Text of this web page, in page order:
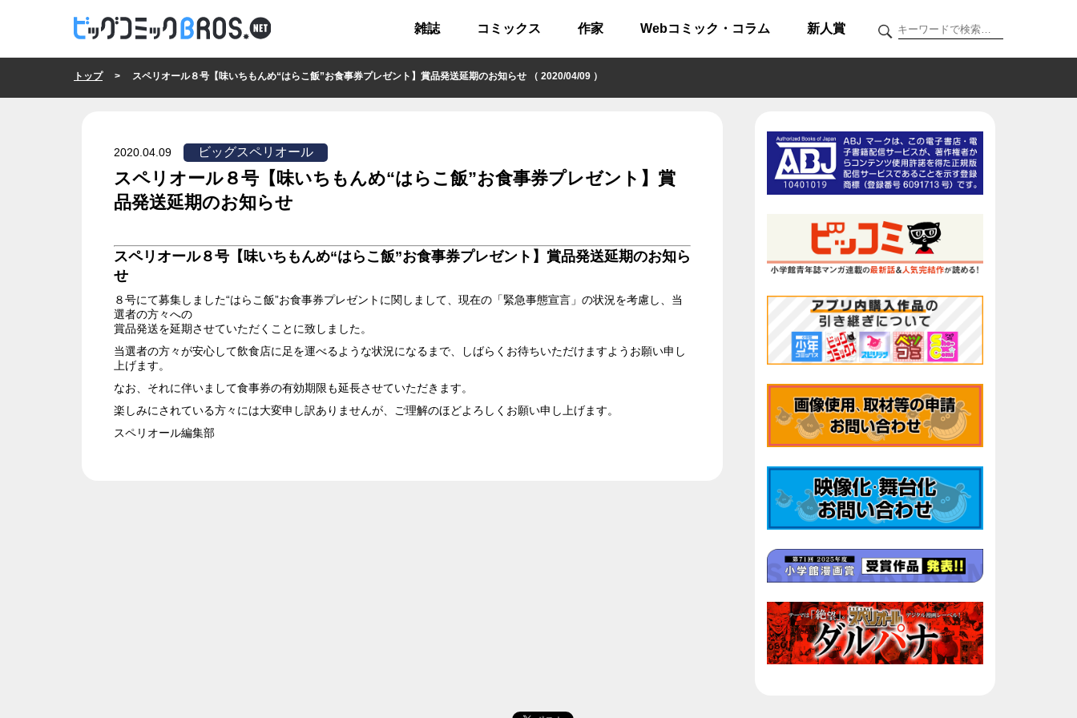
雑誌 コミックス 作家 Webコミック・コラム 新人賞
トップ> スペリオール８号【味いちもんめ“はらこ飯”お食事券プレゼント】賞品発送延期のお知らせ （ 2020/04/09 ）
ビッグスペリオール
2020.04.09
スペリオール８号【味いちもんめ“はらこ飯”お食事券プレゼント】賞
品発送延期のお知らせ
スペリオール８号【味いちもんめ“はらこ飯”お食事券プレゼント】賞品発送延期のお知ら
せ
８号にて募集しました“はらこ飯”お食事券プレゼントに関しまして、現在の「緊急事態宣言」の状況を考慮し、当
選者の方々への
賞品発送を延期させていただくことに致しました。
当選者の方々が安心して飲食店に足を運べるような状況になるまで、しばらくお待ちいただけますようお願い申し
上げます。
なお、それに伴いまして食事券の有効期限も延長させていただきます。
楽しみにされている方々には大変申し訳ありませんが、ご理解のほどよろしくお願い申し上げます。
スペリオール編集部